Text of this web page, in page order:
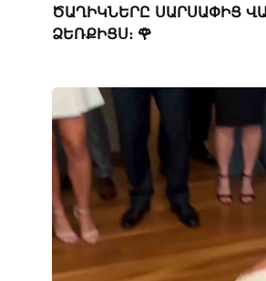
ԾԱՂԻԿՆԵՐԸ ՍԱՐՍԱՓԻՑ
ՁԵՌՔԻՑՍ։ 🌹